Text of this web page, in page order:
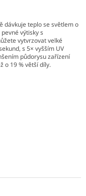
dávkuje teplo se světlem o
výtisky s
vytvrzovat velké
s 5× vyšším UV
půdorysu zařízení
o 19 % větší díly.